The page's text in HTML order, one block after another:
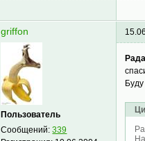
griffon
Пользователь
Сообщений:339